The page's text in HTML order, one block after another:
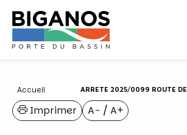
Accueil ARRETE 2025/0099 ROUTE DES LACS
A− / A+
Imprimer